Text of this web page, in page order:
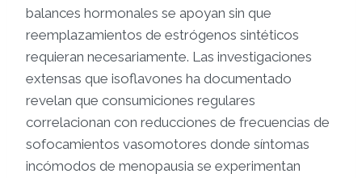
balances hormonales se apoyan sin que
reemplazamientos de estrógenos sintéticos
requieran necesariamente. Las investigaciones
extensas que isoflavones ha documentado
revelan que consumiciones regulares
correlacionan con reducciones de frecuencias de
sofocamientos vasomotores donde síntomas
incómodos de menopausia se experimentan